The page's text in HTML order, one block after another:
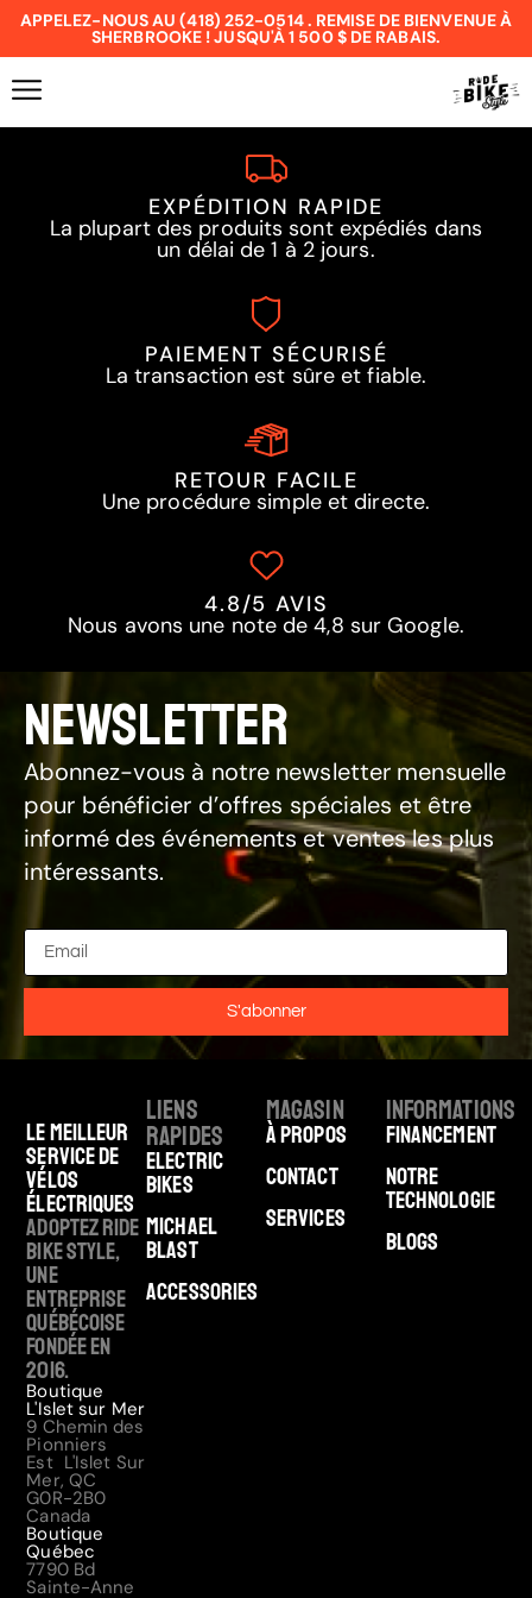
APPELEZ-NOUS AU (418) 252-0514 . REMISE DE BIENVENUE À
SHERBROOKE ! JUSQU'À 1 500 $ DE RABAIS.
EXPÉDITION RAPIDE
La plupart des produits sont expédiés dans
un délai de 1 à 2 jours.
PAIEMENT SÉCURISÉ
La transaction est sûre et fiable.
RETOUR FACILE
Une procédure simple et directe.
4.8/5 AVIS
Nous avons une note de 4,8 sur Google.
NEWSLETTER
Abonnez-vous à notre newsletter mensuelle
pour bénéficier d’offres spéciales et être
informé des événements et ventes les plus
intéressants.
S'abonner
Le meilleur
service de
vélos
électriques
Adoptez Ride
Bike Style,
une
entreprise
québécoise
fondée en
2016.
Boutique
L'Islet sur Mer
9 Chemin des
Pionniers
Est L'Islet Sur
Mer, QC
G0R-2B0
Canada
Boutique
Québec
7790 Bd
Sainte-Anne
Liens
rapides
Electric
Bikes
Michael
Blast
Accessories
Magasin
À Propos
Contact
Services
Informations
Financement
Notre
technologie
Blogs